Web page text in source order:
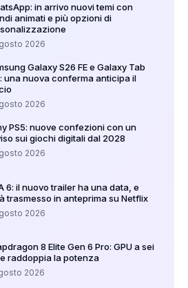
in arrivo nuovi temi con
animati e più opzioni di
2026
Galaxy S26 FE e Galaxy Tab
una nuova conferma anticipa il
2026
PS5: nuove confezioni con un
sui giochi digitali dal 2028
2026
6: il nuovo trailer ha una data, e
trasmesso in anteprima su Netflix
2026
8 Elite Gen 6 Pro: GPU a sei
raddoppia la potenza
2026